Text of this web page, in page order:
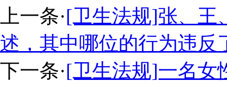
上一条·[卫生法规]张、王
述，其中哪位的行为违反
下一条·[卫生法规]一名女